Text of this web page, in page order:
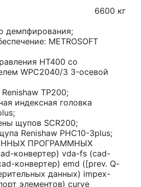
6600 кг
демпфирования;
METROSOFT
HT400 со
WPC2040/3 3-осевой
TP200;
индексная головка
щупов SCR200;
Renishaw PHC10-3plus;
ПРОГРАММНЫХ
конвертер) vda-fs (cad-
конвертер) emd ([prev. Q-
данных) impex-
элементов) curve